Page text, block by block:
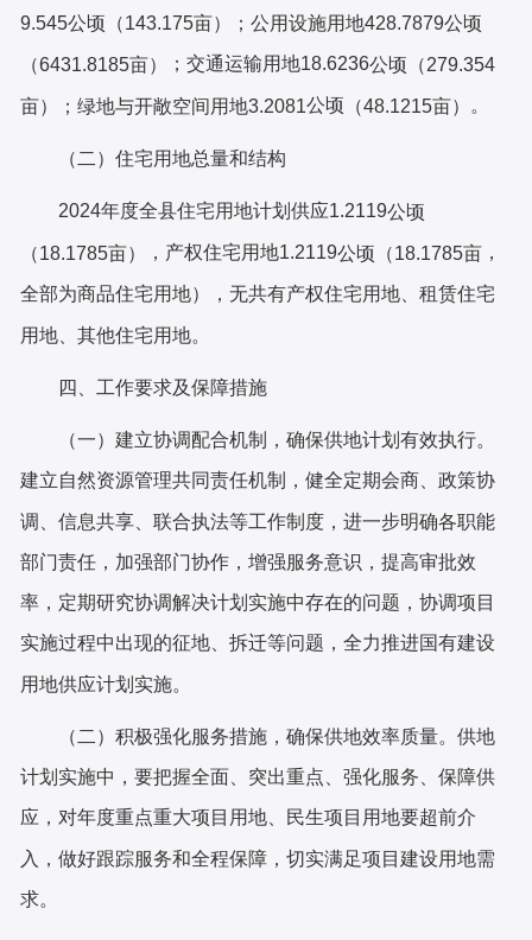
9.545公顷（143.175亩）；公用设施用地428.7879公顷
（6431.8185亩） ；交通运输用地18.6236公顷（279.354
亩） ；绿地与开敞空间用地3.2081公顷 （48.1215亩） 。
（二）住宅用地总量和结构
2024年度全县住宅用地计划供应1.2119公顷
（18.1785亩） ，产权住宅用地1.2119公顷（18.1785亩 ，
全部为商品住宅用地） ，无共有产权住宅用地、租赁住宅
用地、其他住宅用地。
四 工作要求及保障措施
（一）建立协调配合机制，确保供地计划有效执行。
建立自然资源管理共同责任机制，健全定期会商、政策协
调、信息共享、联合执法等工作制度，进一步明确各职能
部门责任，加强部门协作，增强服务意识，提高审批效
率，定期研究协调解决计划实施中存在的问题，协调项目
实施过程中出现的征地、拆迁等问题，全力推进国有建设
用地供应计划实施。
（二）积极强化服务措施，确保供地效率质量。供地
计划实施中，要把握全面 突出重点 、强化服务 、保障供
应 ，对年度重点重大项目用地、民生项目用地要超前介
入，做好跟踪服务和全程保障，切实满足项目建设用地需
求。